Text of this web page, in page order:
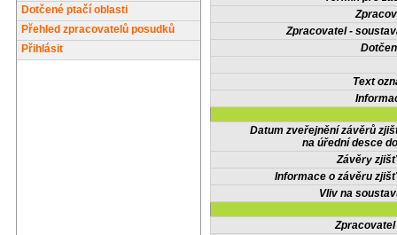
Dotčené ptačí oblasti
Přehled zpracovatelů posudků
Přihlásit
Zpracovatel -
Text
Datum zveřejnění závěrů
na úřední desce
Závěry
Informace o závěru
Vliv na